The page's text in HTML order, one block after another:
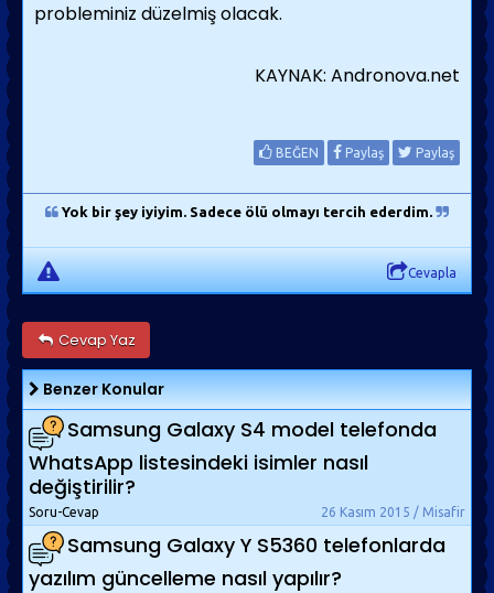
probleminiz düzelmiş olacak.
KAYNAK: Andronova.net
BEĞEN Paylaş Paylaş
Yok bir şey iyiyim. Sadece ölü olmayı tercih ederdim.
Cevapla
Cevap Yaz
Benzer Konular
Samsung Galaxy S4 model telefonda
WhatsApp listesindeki isimler nasıl
değiştirilir?
26 Kasım 2015 / Misafir
Soru-Cevap
Samsung Galaxy Y S5360 telefonlarda
yazılım güncelleme nasıl yapılır?